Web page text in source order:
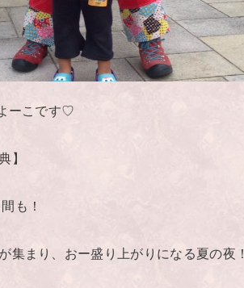
ーこです♡
】
も！
集まり、おー盛り上がりになる夏の夜！